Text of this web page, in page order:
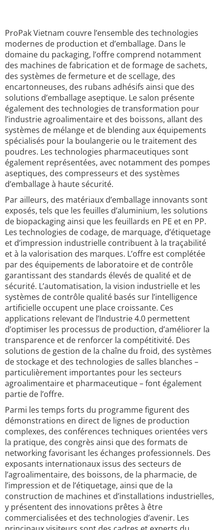
ProPak Vietnam couvre l’ensemble des technologies
modernes de production et d’emballage. Dans le
domaine du packaging, l’offre comprend notamment
des machines de fabrication et de formage de sachets,
des systèmes de fermeture et de scellage, des
encartonneuses, des rubans adhésifs ainsi que des
solutions d’emballage aseptique. Le salon présente
également des technologies de transformation pour
l’industrie agroalimentaire et des boissons, allant des
systèmes de mélange et de blending aux équipements
spécialisés pour la boulangerie ou le traitement des
poudres. Les technologies pharmaceutiques sont
également représentées, avec notamment des pompes
aseptiques, des compresseurs et des systèmes
d’emballage à haute sécurité.
Par ailleurs, des matériaux d’emballage innovants sont
exposés, tels que les feuilles d’aluminium, les solutions
de biopackaging ainsi que les feuillards en PE et en PP.
Les technologies de codage, de marquage, d’étiquetage
et d’impression industrielle contribuent à la traçabilité
et à la valorisation des marques. L’offre est complétée
par des équipements de laboratoire et de contrôle
garantissant des standards élevés de qualité et de
sécurité. L’automatisation, la vision industrielle et les
systèmes de contrôle qualité basés sur l’intelligence
artificielle occupent une place croissante. Ces
applications relevant de l’Industrie 4.0 permettent
d’optimiser les processus de production, d’améliorer la
transparence et de renforcer la compétitivité. Des
solutions de gestion de la chaîne du froid, des systèmes
de stockage et des technologies de salles blanches –
particulièrement importantes pour les secteurs
agroalimentaire et pharmaceutique – font également
partie de l’offre.
Parmi les temps forts du programme figurent des
démonstrations en direct de lignes de production
complexes, des conférences techniques orientées vers
la pratique, des congrès ainsi que des formats de
networking favorisant les échanges professionnels. Des
exposants internationaux issus des secteurs de
l’agroalimentaire, des boissons, de la pharmacie, de
l’impression et de l’étiquetage, ainsi que de la
construction de machines et d’installations industrielles,
y présentent des innovations prêtes à être
commercialisées et des technologies d’avenir. Les